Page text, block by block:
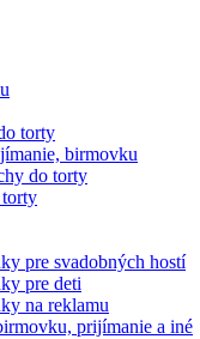
torty
birmovku
do torty
torty
pre svadobných hostí
pre deti
na reklamu
prijímanie a iné